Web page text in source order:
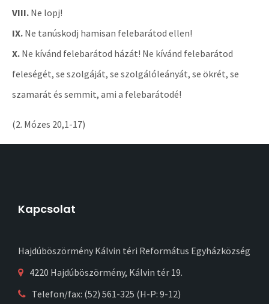
VIII. Ne lopj!
IX. Ne tanúskodj hamisan felebarátod ellen!
X. Ne kívánd felebarátod házát! Ne kívánd felebarátod
feleségét, se szolgáját, se szolgálóleányát, se ökrét, se
szamarát és semmit, ami a felebarátodé!
(2. Mózes 20,1-17)
Kapcsolat
Hajdúböszörmény Kálvin téri Református Egyházközség
4220 Hajdúböszörmény, Kálvin tér 19.
Telefon/fax: (52) 561-325 (H-P: 9-12)